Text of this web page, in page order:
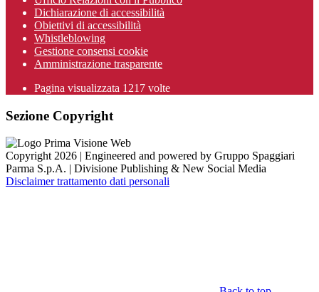
Dichiarazione di accessibilità
Obiettivi di accessibilità
Whistleblowing
Gestione consensi cookie
Amministrazione trasparente
Pagina visualizzata 1217 volte
Sezione Copyright
Copyright 2026 | Engineered and powered by Gruppo Spaggiari
Parma S.p.A. | Divisione Publishing & New Social Media
Disclaimer trattamento dati personali